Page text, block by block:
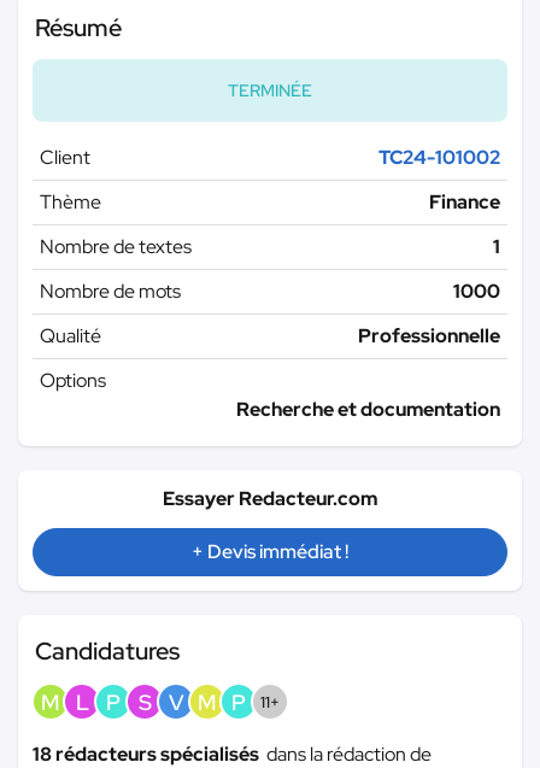
Résumé
TERMINÉE
Client
TC24-101002
Thème
Finance
Nombre de textes
1
Nombre de mots
1000
Qualité
Professionnelle
Options
Recherche et documentation
Essayer Redacteur.com
+ Devis immédiat !
Candidatures
M L P S V M P 11+
18 rédacteurs spécialisés dans la rédaction de